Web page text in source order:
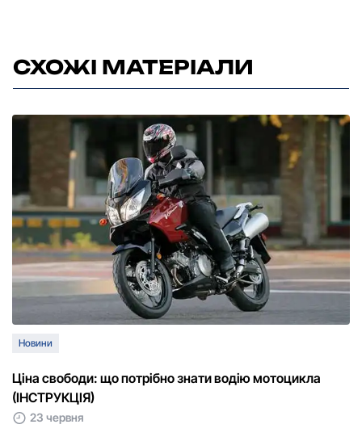
СХОЖІ МАТЕРІАЛИ
Новини
Ціна свободи: що потрібно знати водію мотоцикла
(ІНСТРУКЦІЯ)
23 червня